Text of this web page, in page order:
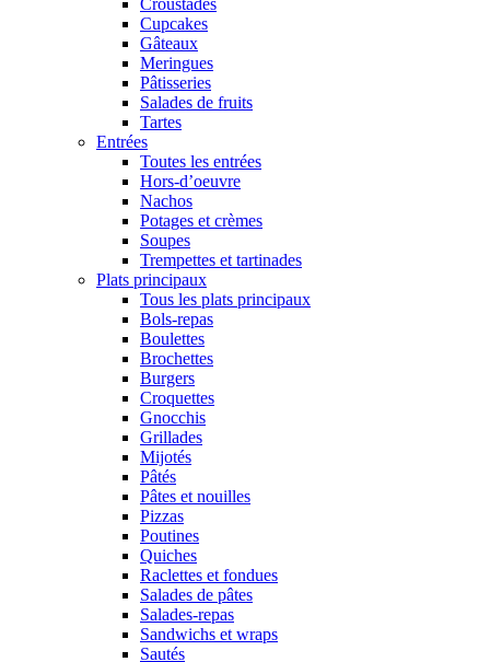
Croustades
Cupcakes
Gâteaux
Meringues
Pâtisseries
Salades de fruits
Tartes
Entrées
Toutes les entrées
Hors-d’oeuvre
Nachos
Potages et crèmes
Soupes
Trempettes et tartinades
Plats principaux
Tous les plats principaux
Bols-repas
Boulettes
Brochettes
Burgers
Croquettes
Gnocchis
Grillades
Mijotés
Pâtés
Pâtes et nouilles
Pizzas
Poutines
Quiches
Raclettes et fondues
Salades de pâtes
Salades-repas
Sandwichs et wraps
Sautés